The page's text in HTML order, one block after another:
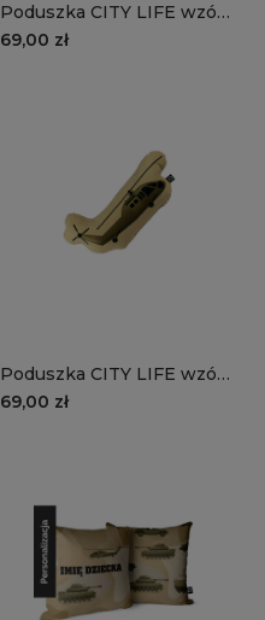
Poduszka CITY LIFE wzór
D1203D | czołg
69,00 zł
Poduszka CITY LIFE wzór
D1203D | wojskowy
69,00 zł